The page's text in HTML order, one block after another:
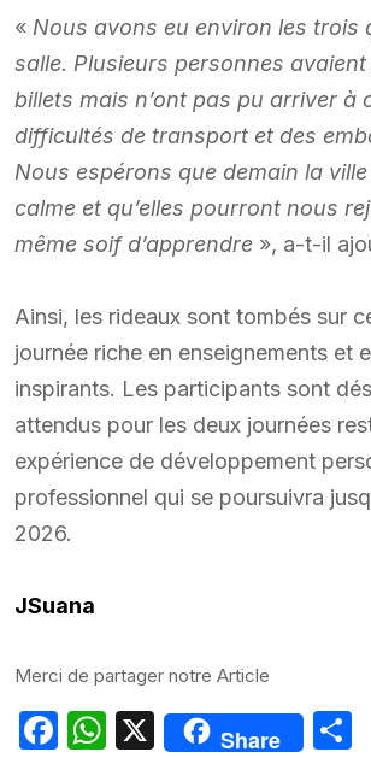
« Nous avons eu environ les trois
salle. Plusieurs personnes
billets mais n’ont pas pu arriver à
difficultés de transport et des
Nous espérons que demain la
calme et qu’elles pourront nous
même soif d’apprendre », a-t-il
Ainsi, les rideaux sont tombés sur
journée riche en enseignements et
inspirants. Les participants sont
attendus pour les deux journées
expérience de développement
professionnel qui se poursuivra
2026.
JSuana
Merci de partager notre Article
Facebook
WhatsApp
X Share